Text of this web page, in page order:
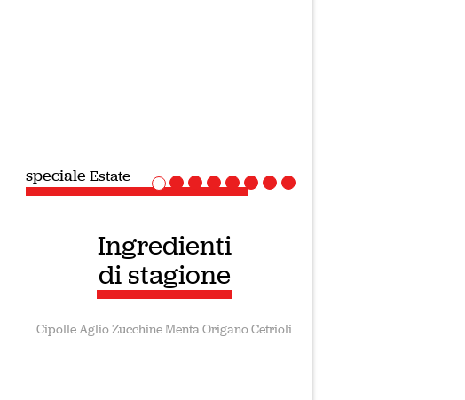
speciale Ricette Vegane
Ingredienti
di stagione
CipolleAglioZucchineMentaOriganoCetrioli